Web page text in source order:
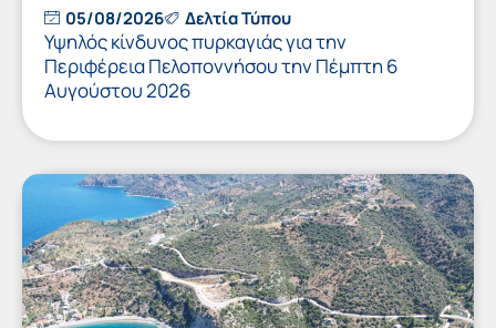
05/08/2026 Δελτία Τύπου
Υψηλός κίνδυνος πυρκαγιάς για την
Περιφέρεια Πελοποννήσου την Πέμπτη 6
Αυγούστου 2026